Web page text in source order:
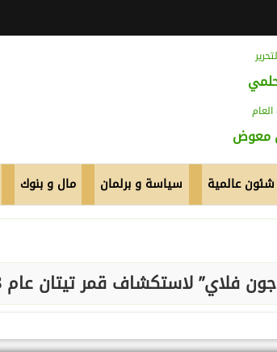
معوض
شئون عالمية سياسة و برلمان مال و بنوك
فلاي” لاستكشاف قمر تيتان عام 2028